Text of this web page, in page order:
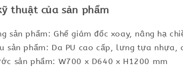
thuật của sản phẩm
sản phẩm: Ghế giám đốc xoay, nâng hạ
sản phẩm: Da PU cao cấp, lưng tựa nhựa,
sản phẩm: W700 x D640 x H1200 mm